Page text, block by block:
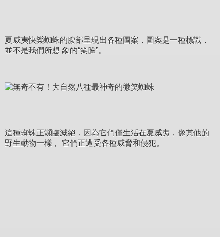
夏威夷快樂蜘蛛的腹部呈現出各種圖案，圖案是一種標識，
並不是我們所想 象的“笑臉”。
這種蜘蛛正瀕臨滅絕，因為它們僅生活在夏威夷，像其他的
野生動物一樣， 它們正遭受各種威脅和侵犯。